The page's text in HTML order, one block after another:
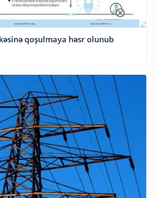
qoşulmaya həsr olunub